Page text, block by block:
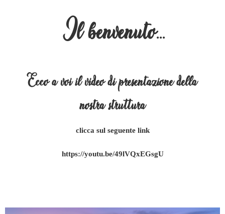
Il benvenuto...
Ecco a voi il video di presentazione della
nostra struttura
clicca sul seguente link
https://youtu.be/49lVQxEGsgU